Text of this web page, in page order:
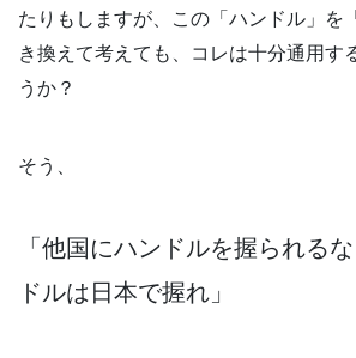
たりもしますが、この「ハンドル」を
き換えて考えても、コレは十分通用す
うか？
そう、
「他国にハンドルを握られる
ドルは日本で握れ」